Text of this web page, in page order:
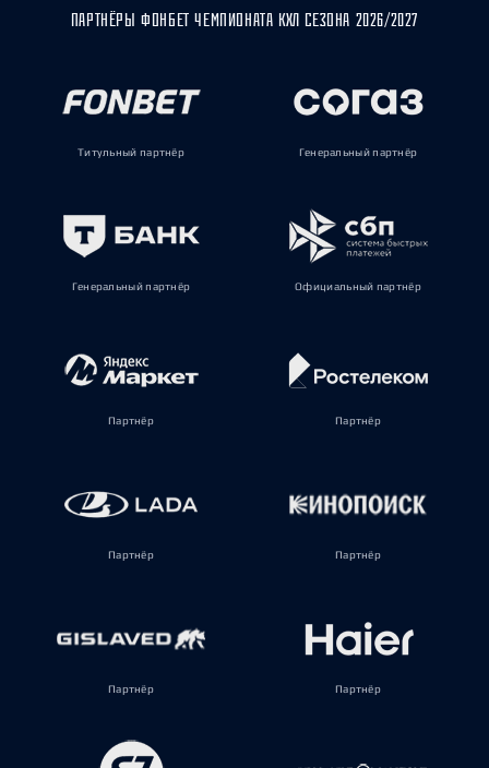
ПАРТНЁРЫ ФОНБЕТ ЧЕМПИОНАТА КХЛ СЕЗОНА 2026/2027
Титульный партнёр Генеральный партнёр
Генеральный партнёр Официальный партнёр
Партнёр Партнёр
Партнёр Партнёр
Партнёр Партнёр